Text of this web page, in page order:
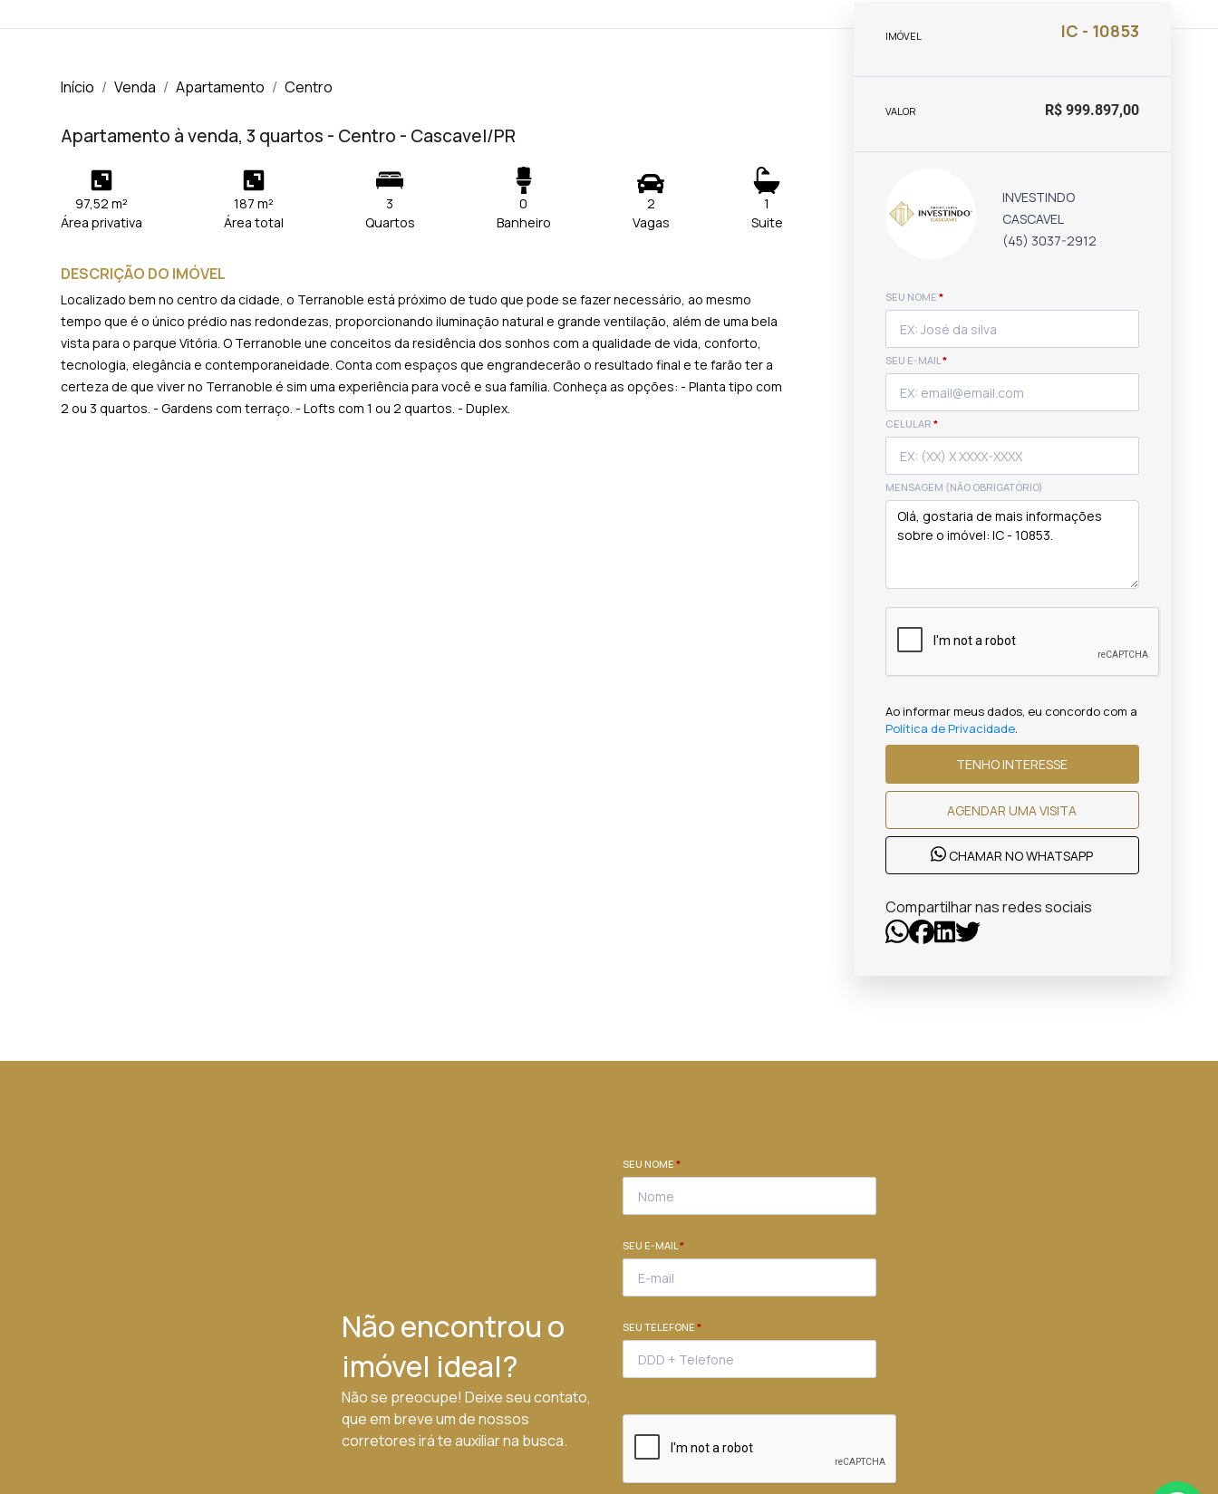
Início Venda Apartamento Centro
Apartamento à venda, 3 quartos - Centro - Cascavel/PR
97,52 m²
Área privativa
187 m²
Área total
3
Quartos
0
Banheiro
2
Vagas
1
Suite
DESCRIÇÃO DO IMÓVEL
Localizado bem no centro da cidade, o Terranoble está próximo de tudo que pode se fazer necessário, ao mesmo
tempo que é o único prédio nas redondezas, proporcionando iluminação natural e grande ventilação, além de uma bela
vista para o parque Vitória. O Terranoble une conceitos da residência dos sonhos com a qualidade de vida, conforto,
tecnologia, elegância e contemporaneidade. Conta com espaços que engrandecerão o resultado final e te farão ter a
certeza de que viver no Terranoble é sim uma experiência para você e sua família. Conheça as opções: - Planta tipo com
2 ou 3 quartos. - Gardens com terraço. - Lofts com 1 ou 2 quartos. - Duplex.
IMÓVEL IC - 10853
VALOR R$ 999.897,00
INVESTINDO
CASCAVEL
(45) 3037-2912
SEU NOME *
SEU E-MAIL*
CELULAR *
MENSAGEM (NÃO OBRIGATÓRIO)
Ao informar meus dados, eu concordo com a
Política de Privacidade.
TENHO INTERESSE
AGENDAR UMA VISITA
CHAMAR NO WHATSAPP
Compartilhar nas redes sociais
Não encontrou o
imóvel ideal?
Não se preocupe! Deixe seu contato,
que em breve um de nossos
corretores irá te auxiliar na busca.
SEU NOME *
SEU E-MAIL*
SEU TELEFONE *